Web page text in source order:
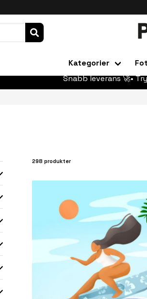
Kategorier
Snabb leverans 🚀•
298 produkter